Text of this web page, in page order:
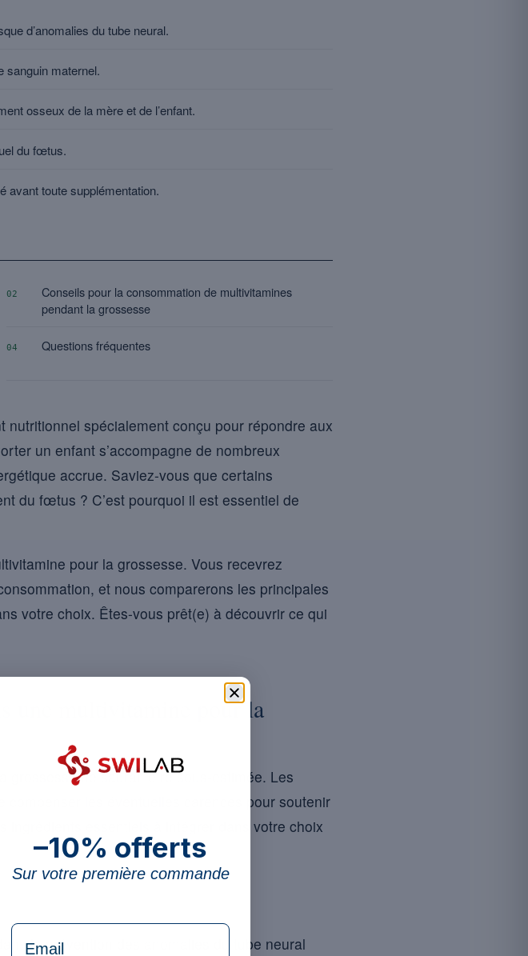
d’anomalies du tube neural.
sanguin maternel.
osseux de la mère et de l’enfant.
du fœtus.
avant toute supplémentation.
02
Conseils pour la consommation de multivitamines
pendant la grossesse
04 Questions fréquentes
nutritionnel spécialement conçu pour répondre aux
un enfant s’accompagne de nombreux
accrue. Saviez-vous que certains
du fœtus ? C’est pourquoi il est essentiel de
pour la grossesse. Vous recevrez
et nous comparerons les principales
votre choix. Êtes-vous prêt(e) à découvrir ce qui
une multivitamine pour la
grossesse ne saurait être sous-estimée. Les
les éventuelles carences pour soutenir
essentiels à intégrer dans votre choix
la prévention des anomalies du tube neural
–10% offerts
Sur votre première commande
formulaire Email